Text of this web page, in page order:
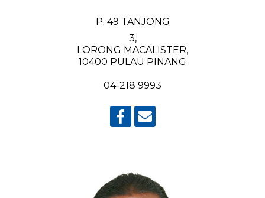
P. 49 TANJONG
3,
LORONG MACALISTER,
10400 PULAU PINANG
04-218 9993